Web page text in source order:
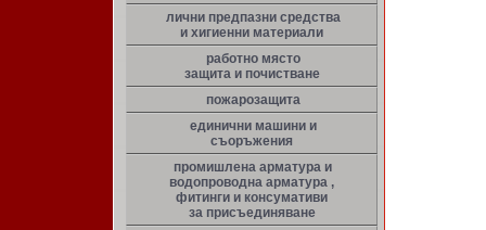
лични предпазни средства
и хигиенни материали
работно място
защита и почистване
пожарозащита
единични машини и
съоръжения
промишлена арматура и
водопроводна арматура ,
фитинги и консумативи
за присъединяване